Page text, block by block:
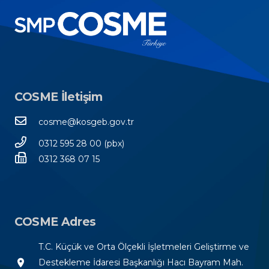
COSME İletişim
cosme@kosgeb.gov.tr
0312 595 28 00 (pbx)
0312 368 07 15
COSME Adres
room
T.C. Küçük ve Orta Ölçekli İşletmeleri Geliştirme ve
Destekleme İdaresi Başkanlığı Hacı Bayram Mah.